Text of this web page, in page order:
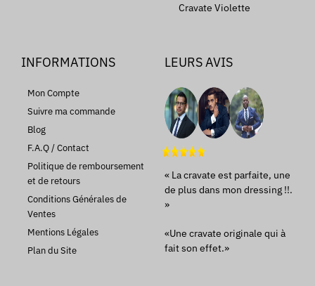
Cravate Violette
INFORMATIONS
Mon Compte
Suivre ma commande
Blog
F.A.Q / Contact
Politique de remboursement
et de retours
Conditions Générales de
Ventes
Mentions Légales
Plan du Site
LEURS AVIS
« La cravate est parfaite, une
de plus dans mon dressing !!.
»
«Une cravate originale qui à
fait son effet.»